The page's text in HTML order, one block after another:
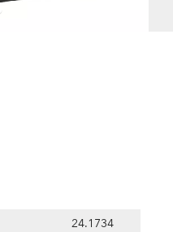
24.1734